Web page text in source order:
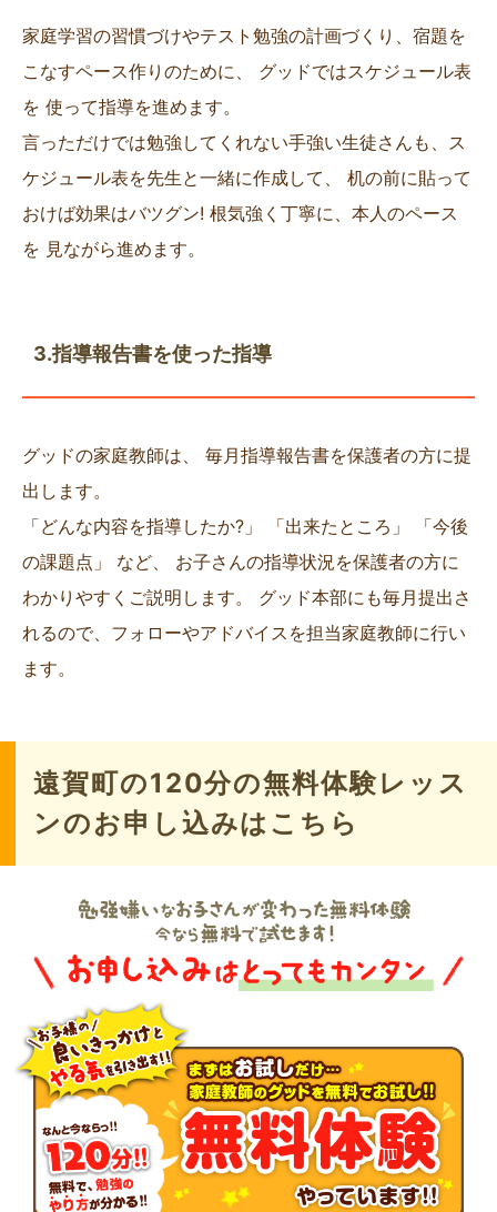
家庭学習の習慣づけやテスト勉強の計画づくり、宿題を
こなすペース作りのために、 グッドではスケジュール表
を 使って指導を進めます。
言っただけでは勉強してくれない手強い生徒さんも、ス
ケジュール表を先生と一緒に作成して、 机の前に貼って
おけば効果はバツグン! 根気強く丁寧に、本人のペース
を 見ながら進めます。
3.指導報告書を使った指導
グッドの家庭教師は、 毎月指導報告書を保護者の方に提
出します。
「どんな内容を指導したか?」 「出来たところ」 「今後
の課題点」 など、 お子さんの指導状況を保護者の方に
わかりやすくご説明します。 グッド本部にも毎月提出さ
れるので、フォローやアドバイスを担当家庭教師に行い
ます。
遠賀町の120分の無料体験レッス
ンのお申し込みはこちら